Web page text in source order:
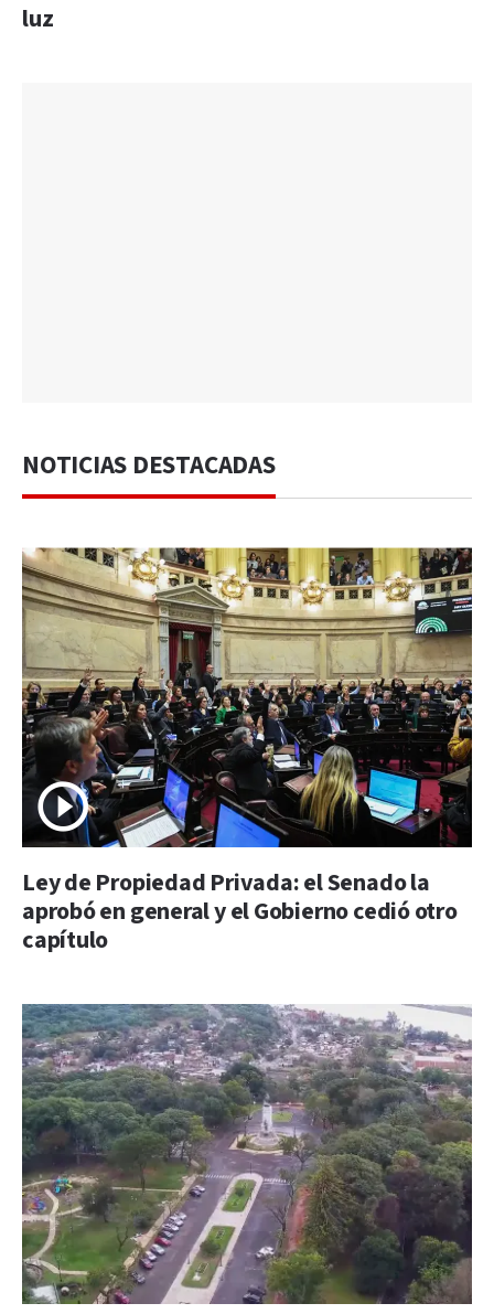
luz
NOTICIAS DESTACADAS
Ley de Propiedad Privada: el Senado la
aprobó en general y el Gobierno cedió otro
capítulo